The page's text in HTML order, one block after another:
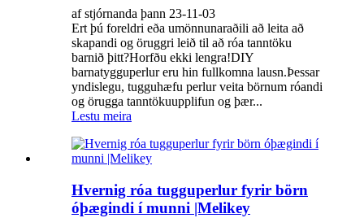
af stjórnanda þann 23-11-03
Ert þú foreldri eða umönnunaraðili að leita að
skapandi og öruggri leið til að róa tanntöku
barnið þitt?Horfðu ekki lengra!DIY
barnatygguperlur eru hin fullkomna lausn.Þessar
yndislegu, tugguhæfu perlur veita börnum róandi
og örugga tanntökuupplifun og þær...
Lestu meira
Hvernig róa tugguperlur fyrir börn
óþægindi í munni |Melikey